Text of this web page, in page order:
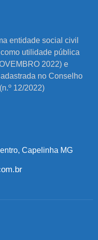
entidade social civil
utilidade pública
2022) e
no Conselho
12/2022)
Capelinha MG